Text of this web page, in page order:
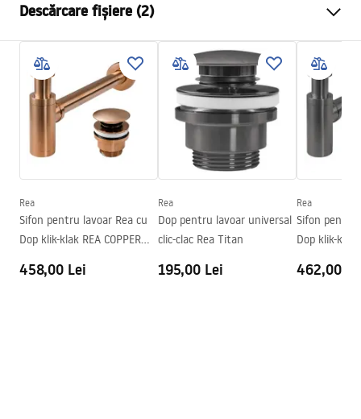
Material
compozită)
Culoare
Maro, Imitație piatră
Finisaj
Lucios
Lungime
490mm
140mm
Formă
Asimetric, Neconvențional
Preaplin
Da Nu
Orificiu pentru preaplin
Da Nu
Descărcare fișiere (2)
Instrucțiuni de asamblare
Basin.pdf
Condiții de garanție
Warranty_Terms_and_Conditions_Basins_-_5.pdf
Rea
Sifon pentru lavoar Rea cu
Dop klik-klak REA COPPER
458,00 Lei
Rea
Dop pentru lavoar universal
clic-clac Rea Titan
195,00 Lei
Rea
Sifon pentru
Dop klik-
462,00